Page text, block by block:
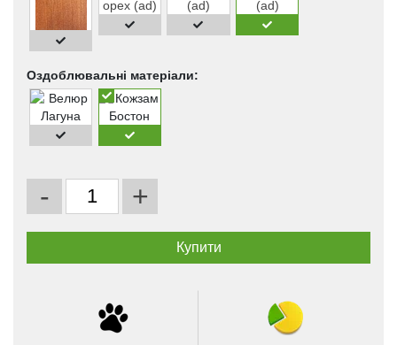
Оздоблювальні матеріали:
- +